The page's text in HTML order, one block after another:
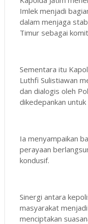
Imlek menjadi
dalam menjaga
Timur sebagai
Sementara itu
Luthfi Sulistiawan
dan dialogis oleh
dikedepankan
Ia menyampaikan
perayaan
kondusif.
Sinergi antara
masyarakat
menciptakan